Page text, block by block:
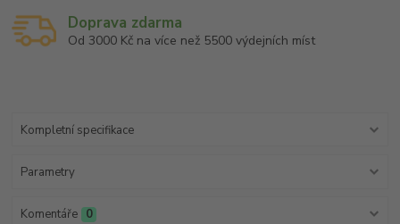
Doprava zdarma
Od 3000 Kč na více než 5500 výdejních míst
Kompletní specifikace
Parametry
Komentáře 0